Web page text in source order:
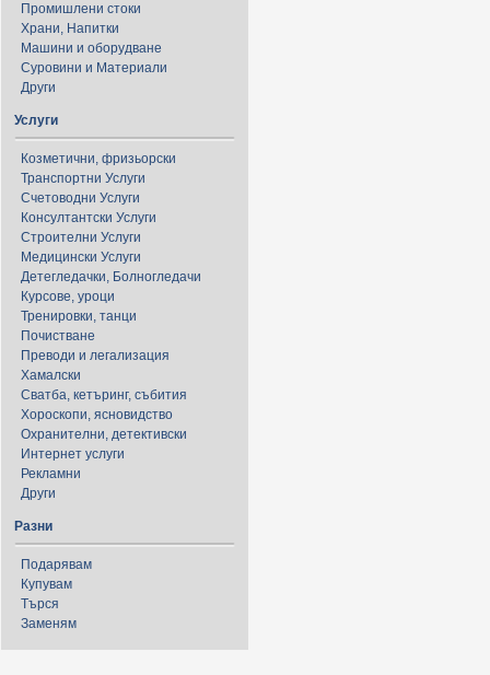
Промишлени стоки
Храни, Напитки
Машини и оборудване
Суровини и Материали
Други
Услуги
Козметични, фризьорски
Транспортни Услуги
Счетоводни Услуги
Консултантски Услуги
Строителни Услуги
Медицински Услуги
Детегледачки, Болногледачи
Курсове, уроци
Тренировки, танци
Почистване
Преводи и легализация
Хамалски
Сватба, кетъринг, събития
Хороскопи, ясновидство
Охранителни, детективски
Интернет услуги
Рекламни
Други
Разни
Подарявам
Купувам
Търся
Заменям